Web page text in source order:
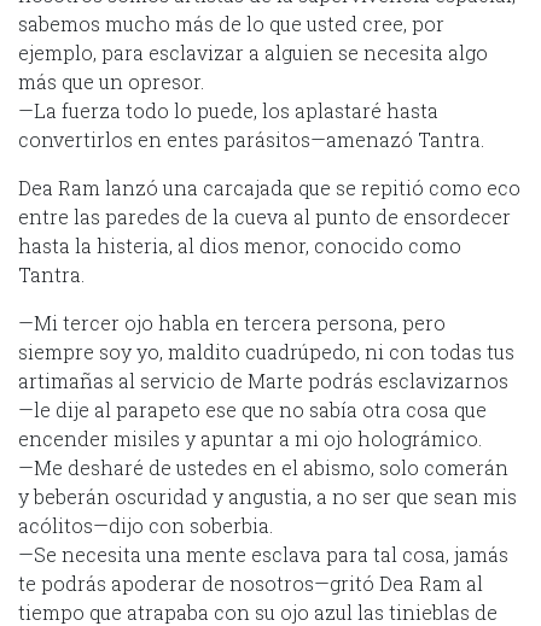
sabemos mucho más de lo que usted cree, por
ejemplo, para esclavizar a alguien se necesita algo
más que un opresor.
—La fuerza todo lo puede, los aplastaré hasta
convertirlos en entes parásitos—amenazó Tantra.
Dea Ram lanzó una carcajada que se repitió como eco
entre las paredes de la cueva al punto de ensordecer
hasta la histeria, al dios menor, conocido como
Tantra.
—Mi tercer ojo habla en tercera persona, pero
siempre soy yo, maldito cuadrúpedo, ni con todas tus
artimañas al servicio de Marte podrás esclavizarnos
—le dije al parapeto ese que no sabía otra cosa que
encender misiles y apuntar a mi ojo holográmico.
—Me desharé de ustedes en el abismo, solo comerán
y beberán oscuridad y angustia, a no ser que sean mis
acólitos—dijo con soberbia.
—Se necesita una mente esclava para tal cosa, jamás
te podrás apoderar de nosotros—gritó Dea Ram al
tiempo que atrapaba con su ojo azul las tinieblas de